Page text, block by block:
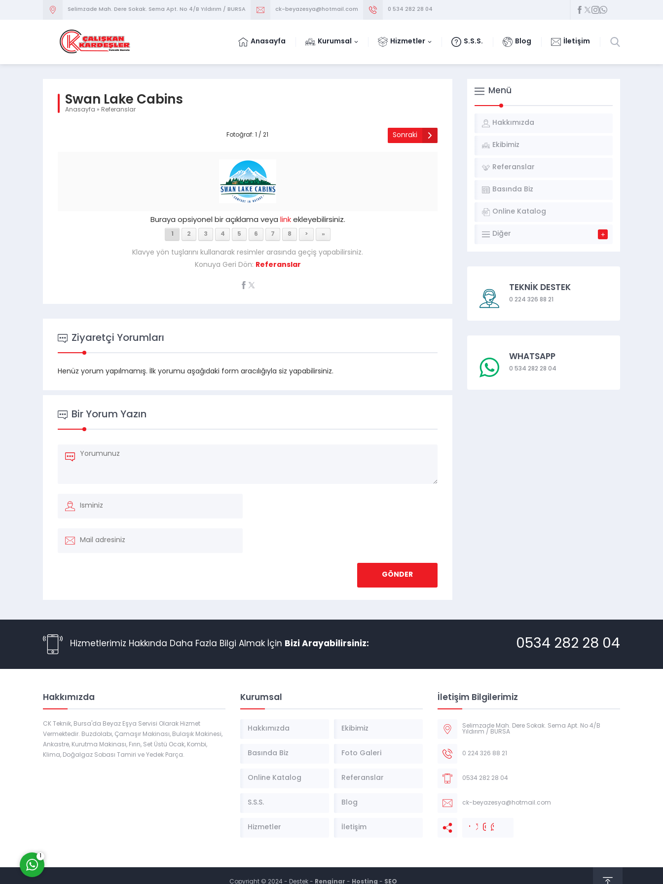
Selimzade Mah. Dere Sokak. Sema Apt. No 4/B Yıldırım / BURSA ck-beyazesya@hotmail.com 0 534 282 28 04
Anasayfa Kurumsal Hizmetler S.S.S. Blog İletişim
Swan Lake Cabins
Anasayfa » Referanslar
Fotoğraf: 1 / 21 Sonraki
Buraya opsiyonel bir açıklama veya linkekleyebilirsiniz.
1 2 3 4 5 6 7 8 > »
Klavye yön tuşlarını kullanarak resimler arasında geçiş yapabilirsiniz.
Konuya Geri Dön: Referanslar
Ziyaretçi Yorumları
Henüz yorum yapılmamış. İlk yorumu aşağıdaki form aracılığıyla siz yapabilirsiniz.
Bir Yorum Yazın
Menü
Hakkımızda
Ekibimiz
Referanslar
Basında Biz
Online Katalog
Diğer
TEKNİK DESTEK
0 224 326 88 21
WHATSAPP
0 534 282 28 04
Hizmetlerimiz Hakkında Daha Fazla Bilgi Almak İçin Bizi Arayabilirsiniz: 0534 282 28 04
Hakkımızda
CK Teknik, Bursa'da Beyaz Eşya Servisi Olarak Hizmet
Vermektedir. Buzdolabı, Çamaşır Makinası, Bulaşık Makinesi,
Ankastre, Kurutma Makinası, Fırın, Set Üstü Ocak, Kombi,
Klima, Doğalgaz Sobası Tamiri ve Yedek Parça.
Kurumsal
Hakkımızda Ekibimiz
Basında Biz Foto Galeri
Online Katalog Referanslar
S.S.S. Blog
Hizmetler İletişim
İletişim Bilgilerimiz
Selimzade Mah. Dere Sokak. Sema Apt. No 4/B
Yıldırım / BURSA
0 224 326 88 21
0534 282 28 04
ck-beyazesya@hotmail.com
Copyright © 2024 - Destek - Renginar - Hosting - SEO
Müşteri Temsilcisi